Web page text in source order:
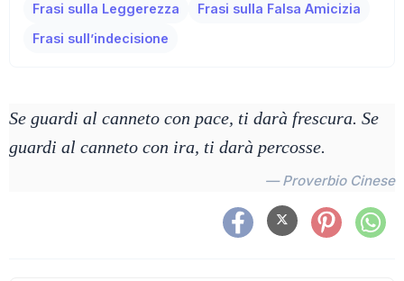
Frasi sulla Leggerezza
Frasi sulla Falsa Amicizia
Frasi sull’indecisione
Se guardi al canneto con pace, ti darà frescura. Se
guardi al canneto con ira, ti darà percosse.
— Proverbio Cinese